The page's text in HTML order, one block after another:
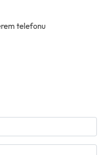
telefonu